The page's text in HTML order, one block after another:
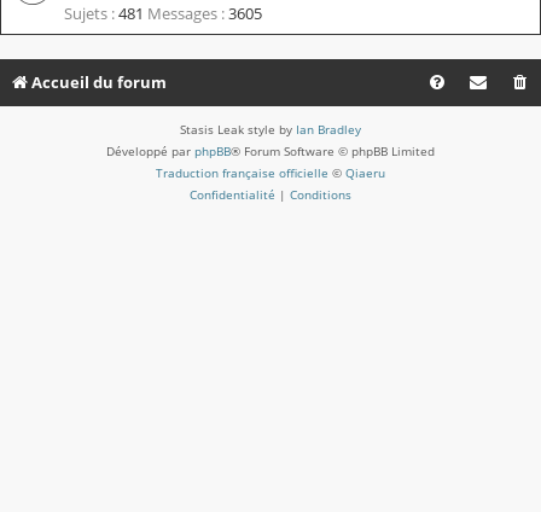
Sujets :481 Messages :3605
Accueil du forum
Stasis Leak style by Ian Bradley
Développé par phpBB® Forum Software © phpBB Limited
Traduction française officielle © Qiaeru
Confidentialité | Conditions